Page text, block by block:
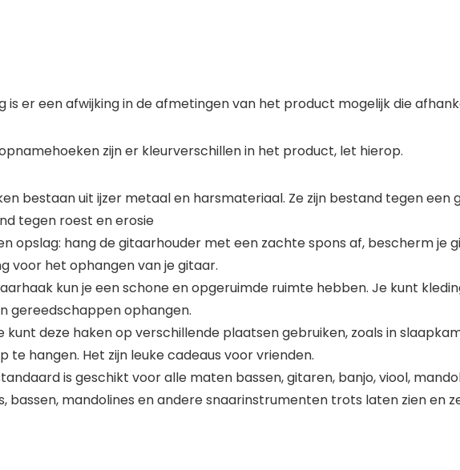
er een afwijking in de afmetingen van het product mogelijk die
zijn er kleurverschillen in het product, let hierop.
bestaan uit ijzer metaal en harsmateriaal. Ze zijn bestand tegen een
tegen roest en erosie
opslag: hang de gitaarhouder met een zachte spons af, bescherm je
voor het ophangen van je gitaar.
kun je een schone en opgeruimde ruimte hebben. Je kunt
gereedschappen ophangen.
deze haken op verschillende plaatsen gebruiken, zoals in
hangen. Het zijn leuke cadeaus voor vrienden.
is geschikt voor alle maten bassen, gitaren, banjo, viool,
bassen, mandolines en andere snaarinstrumenten trots laten zien en